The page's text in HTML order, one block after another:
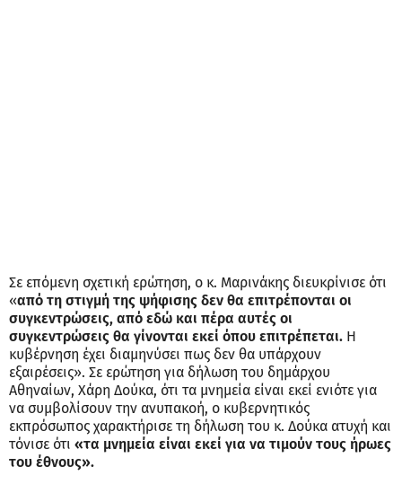
Σε επόμενη σχετική ερώτηση, ο κ. Μαρινάκης διευκρίνισε ότι
«από τη στιγμή της ψήφισης δεν θα επιτρέπονται οι
συγκεντρώσεις, από εδώ και πέρα αυτές οι
συγκεντρώσεις θα γίνονται εκεί όπου επιτρέπεται. Η
κυβέρνηση έχει διαμηνύσει πως δεν θα υπάρχουν
εξαιρέσεις». Σε ερώτηση για δήλωση του δημάρχου
Αθηναίων, Χάρη Δούκα, ότι τα μνημεία είναι εκεί ενιότε για
να συμβολίσουν την ανυπακοή, ο κυβερνητικός
εκπρόσωπος χαρακτήρισε τη δήλωση του κ. Δούκα ατυχή και
τόνισε ότι «τα μνημεία είναι εκεί για να τιμούν τους ήρωες
του έθνους».